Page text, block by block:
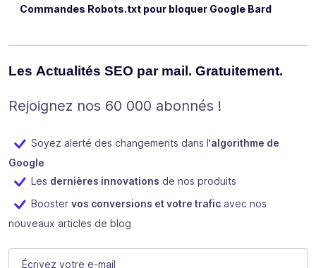
Commandes Robots.txt pour bloquer Google Bard
Les Actualités SEO par mail. Gratuitement.
Rejoignez nos 60 000 abonnés !
Soyez alerté des changements dans l'algorithme de
Google
Les dernières innovations de nos produits
Booster vos conversions et votre trafic avec nos
nouveaux articles de blog
Name
E-mail (Nécessaire)